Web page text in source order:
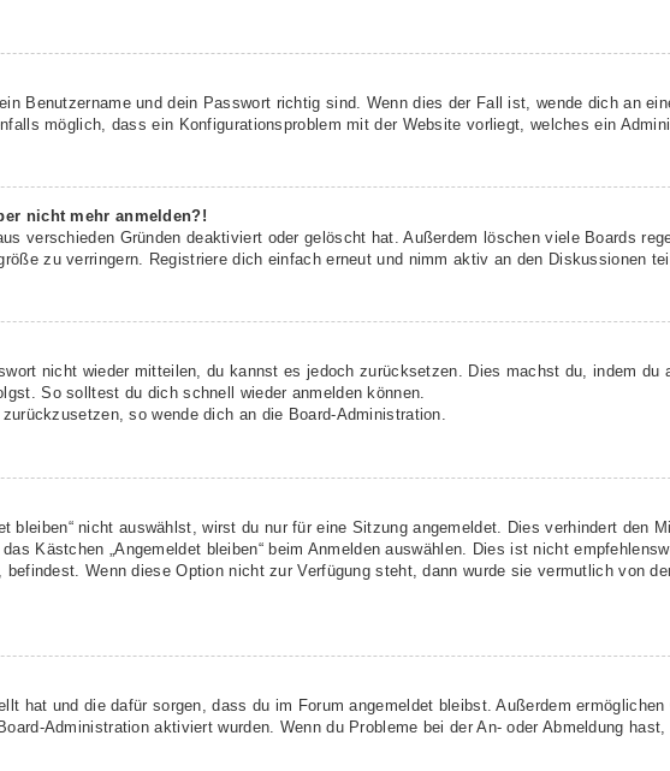
Benutzername und dein Passwort richtig sind. Wenn dies der Fall ist, wende dich an
möglich, dass ein Konfigurationsproblem mit der Website vorliegt, welches ein
nicht mehr anmelden?!
verschieden Gründen deaktiviert oder gelöscht hat. Außerdem löschen viele Boards
zu verringern. Registriere dich einfach erneut und nimm aktiv an den Diskussionen
nicht wieder mitteilen, du kannst es jedoch zurücksetzen. Dies machst du, indem du
So solltest du dich schnell wieder anmelden können.
so wende dich an die Board-Administration.
bleiben“ nicht auswählst, wirst du nur für eine Sitzung angemeldet. Dies verhindert den
Kästchen „Angemeldet bleiben“ beim Anmelden auswählen. Dies ist nicht
Wenn diese Option nicht zur Verfügung steht, dann wurde sie vermutlich von
hat und die dafür sorgen, dass du im Forum angemeldet bleibst. Außerdem
Administration aktiviert wurden. Wenn du Probleme bei der An- oder Abmeldung